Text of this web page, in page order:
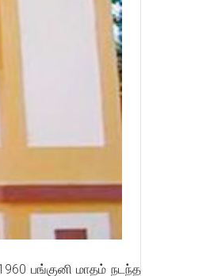
பங்குனி மாதம் நடந்த